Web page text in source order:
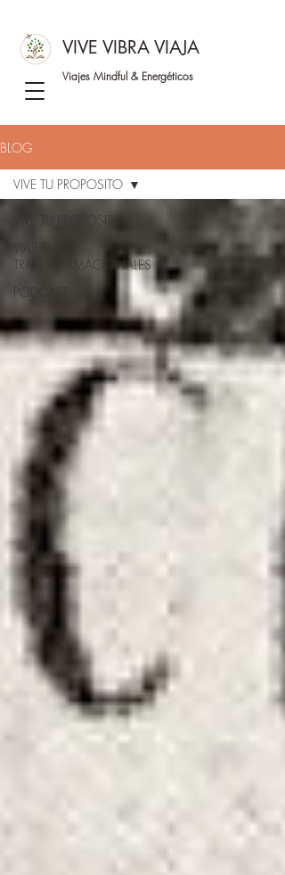
VIVE VIBRA VIAJA
Viajes Mindful & Energéticos
BLOG
VIVE TU PROPOSITO
VIAJERAS
TRANSFORMACIONALES
PODCAST
VIVE TU PROPOSITO